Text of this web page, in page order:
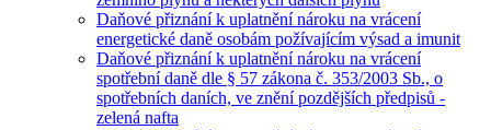
Daňové přiznání k uplatnění nároku na vrácení
energetické daně osobám požívajícím výsad a imunit
Daňové přiznání k uplatnění nároku na vrácení
spotřební daně dle § 57 zákona č. 353/2003 Sb., o
spotřebních daních, ve znění pozdějších předpisů -
zelená nafta